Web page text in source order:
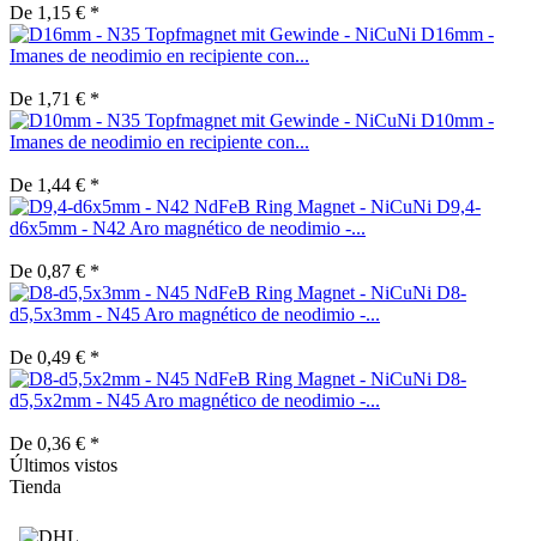
De 1,15 € *
D16mm -
Imanes de neodimio en recipiente con...
De 1,71 € *
D10mm -
Imanes de neodimio en recipiente con...
De 1,44 € *
D9,4-
d6x5mm - N42 Aro magnético de neodimio -...
De 0,87 € *
D8-
d5,5x3mm - N45 Aro magnético de neodimio -...
De 0,49 € *
D8-
d5,5x2mm - N45 Aro magnético de neodimio -...
De 0,36 € *
Últimos vistos
Tienda